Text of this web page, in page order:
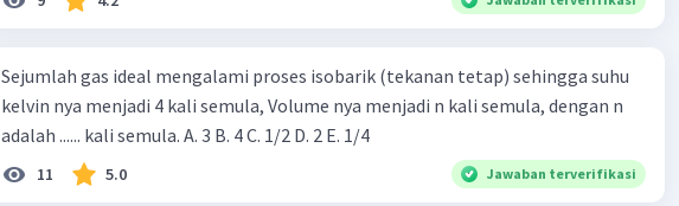
Sejumlah gas ideal mengalami proses isobarik (tekanan tetap) sehingga suhu
kelvin nya menjadi 4 kali semula, Volume nya menjadi n kali semula, dengan n
adalah ...... kali semula. A. 3 B. 4 C. 1/2 D. 2 E. 1/4
11 5.0 Jawaban terverifikasi